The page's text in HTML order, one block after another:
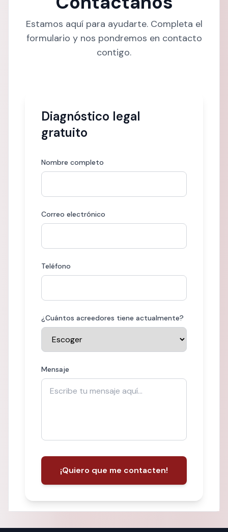
Estamos aquí para ayudarte. Completa el
formulario y nos pondremos en contacto
contigo.
Diagnóstico legal
gratuito
Nombre completo
Correo electrónico
Teléfono
¿Cuántos acreedores tiene actualmente?
Mensaje
¡Quiero que me contacten!